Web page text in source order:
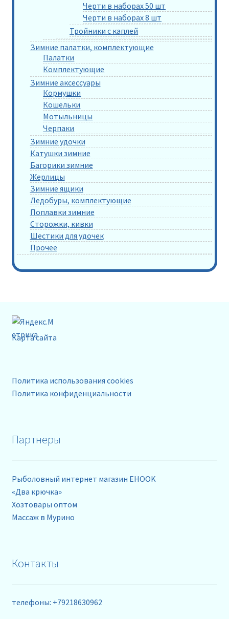
Черти в наборах 50 шт
Черти в наборах 8 шт
Тройники с каплей
Зимние палатки, комплектующие
Палатки
Комплектующие
Зимние аксессуары
Кормушки
Кошельки
Мотыльницы
Черпаки
Зимние удочки
Катушки зимние
Багорики зимние
Жерлицы
Зимние ящики
Ледобуры, комплектующие
Поплавки зимние
Сторожки, кивки
Шестики для удочек
Прочее
Карта сайта
Политика использования cookies
Политика конфиденциальности
Партнеры
Рыболовный интернет магазин EHOOK
«Два крючка»
Хозтовары оптом
Массаж в Мурино
Контакты
телефоны: +79218630962